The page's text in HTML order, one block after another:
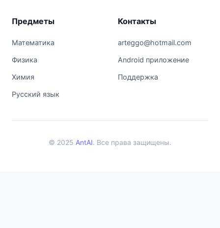
Предметы
Математика
Физика
Химия
Русский язык
Контакты
arteggo@hotmail.com
Android приложение
Поддержка
© 2025 AntAI. Все права защищены.